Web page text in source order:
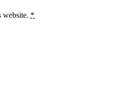
website. *